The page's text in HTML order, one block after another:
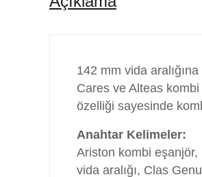
142 mm vida
Cares ve Alteas
özelliği sayesinde
Anahtar Kelimeler:
Ariston kombi eşanjör,
vida aralığı, Clas